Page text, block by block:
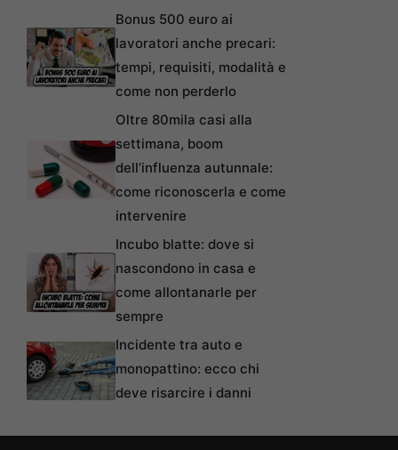
Bonus 500 euro ai
lavoratori anche precari:
tempi, requisiti, modalità e
come non perderlo
Oltre 80mila casi alla
settimana, boom
dell’influenza autunnale:
come riconoscerla e come
intervenire
Incubo blatte: dove si
nascondono in casa e
come allontanarle per
sempre
Incidente tra auto e
monopattino: ecco chi
deve risarcire i danni